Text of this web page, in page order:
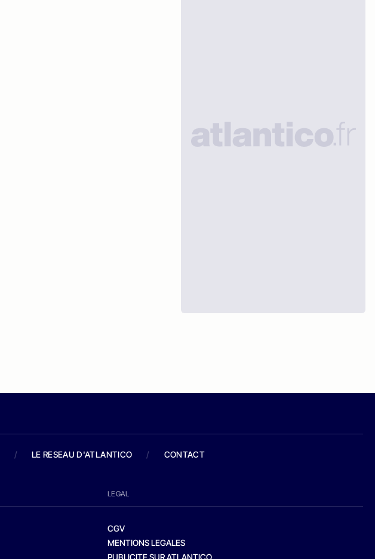
/ LE RESEAU D'ATLANTICO / CONTACT
LEGAL
CGV
MENTIONS LEGALES
PUBLICITE SUR ATLANTICO